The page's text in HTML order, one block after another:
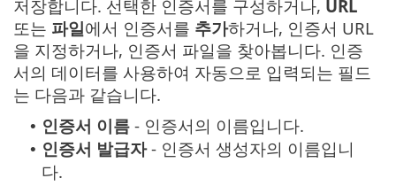
저장합니다. 선택한 인증서를 구성하거나, URL
또는 파일에서 인증서를 추가하거나, 인증서 URL
을 지정하거나, 인증서 파일을 찾아봅니다. 인증
서의 데이터를 사용하여 자동으로 입력되는 필드
는 다음과 같습니다.
• 인증서 이름 - 인증서의 이름입니다.
• 인증서 발급자- 인증서 생성자의 이름입니
다.